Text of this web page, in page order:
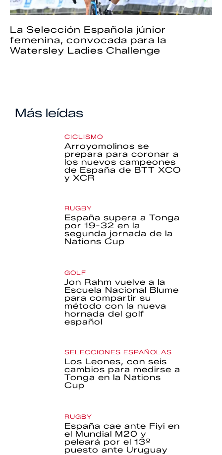
La Selección Española júnior
femenina, convocada para la
Watersley Ladies Challenge
Más leídas
CICLISMO
Arroyomolinos se
prepara para coronar a
los nuevos campeones
de España de BTT XCO
y XCR
RUGBY
España supera a Tonga
por 19-32 en la
segunda jornada de la
Nations Cup
GOLF
Jon Rahm vuelve a la
Escuela Nacional Blume
para compartir su
método con la nueva
hornada del golf
español
SELECCIONES ESPAÑOLAS
Los Leones, con seis
cambios para medirse a
Tonga en la Nations
Cup
RUGBY
España cae ante Fiyi en
el Mundial M20 y
peleará por el 13º
puesto ante Uruguay